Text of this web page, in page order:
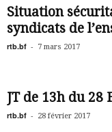
Situation
syndicats de
rtb.bf - 7 mars 2017
JT de 13h du 28
rtb.bf - 28 février 2017